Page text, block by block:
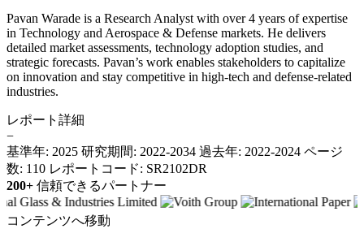
Pavan Warade is a Research Analyst with over 4 years of expertise
in Technology and Aerospace & Defense markets. He delivers
detailed market assessments, technology adoption studies, and
strategic forecasts. Pavan’s work enables stakeholders to capitalize
on innovation and stay competitive in high-tech and defense-related
industries.
レポート詳細
−
基準年: 2025 研究期間: 2022-2034 過去年: 2022-2024 ページ
数: 110 レポートコード: SR2102DR
200+ 信頼できるパートナー
コンテンツへ移動